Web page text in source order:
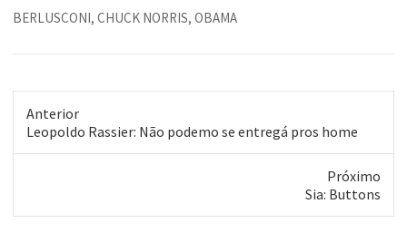
BERLUSCONI, CHUCK NORRIS, OBAMA
Anterior
Post
Leopoldo Rassier: Não podemo se entregá pros home
Próximo
Sia: Buttons